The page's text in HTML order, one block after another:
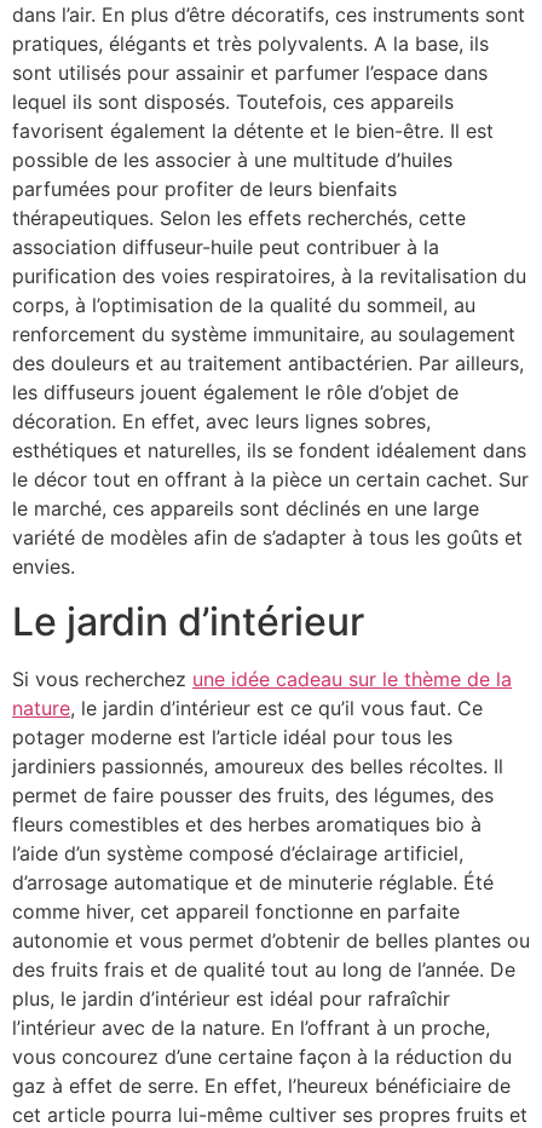
dans l’air. En plus d’être décoratifs, ces instruments sont
pratiques, élégants et très polyvalents. A la base, ils
sont utilisés pour assainir et parfumer l’espace dans
lequel ils sont disposés. Toutefois, ces appareils
favorisent également la détente et le bien-être. Il est
possible de les associer à une multitude d’huiles
parfumées pour profiter de leurs bienfaits
thérapeutiques. Selon les effets recherchés, cette
association diffuseur-huile peut contribuer à la
purification des voies respiratoires, à la revitalisation du
corps, à l’optimisation de la qualité du sommeil, au
renforcement du système immunitaire, au soulagement
des douleurs et au traitement antibactérien. Par ailleurs,
les diffuseurs jouent également le rôle d’objet de
décoration. En effet, avec leurs lignes sobres,
esthétiques et naturelles, ils se fondent idéalement dans
le décor tout en offrant à la pièce un certain cachet. Sur
le marché, ces appareils sont déclinés en une large
variété de modèles afin de s’adapter à tous les goûts et
envies.
Le jardin d’intérieur
Si vous recherchez une idée cadeau sur le thème de la
nature, le jardin d’intérieur est ce qu’il vous faut. Ce
potager moderne est l’article idéal pour tous les
jardiniers passionnés, amoureux des belles récoltes. Il
permet de faire pousser des fruits, des légumes, des
fleurs comestibles et des herbes aromatiques bio à
l’aide d’un système composé d’éclairage artificiel,
d’arrosage automatique et de minuterie réglable. Été
comme hiver, cet appareil fonctionne en parfaite
autonomie et vous permet d’obtenir de belles plantes ou
des fruits frais et de qualité tout au long de l’année. De
plus, le jardin d’intérieur est idéal pour rafraîchir
l’intérieur avec de la nature. En l’offrant à un proche,
vous concourez d’une certaine façon à la réduction du
gaz à effet de serre. En effet, l’heureux bénéficiaire de
cet article pourra lui-même cultiver ses propres fruits et